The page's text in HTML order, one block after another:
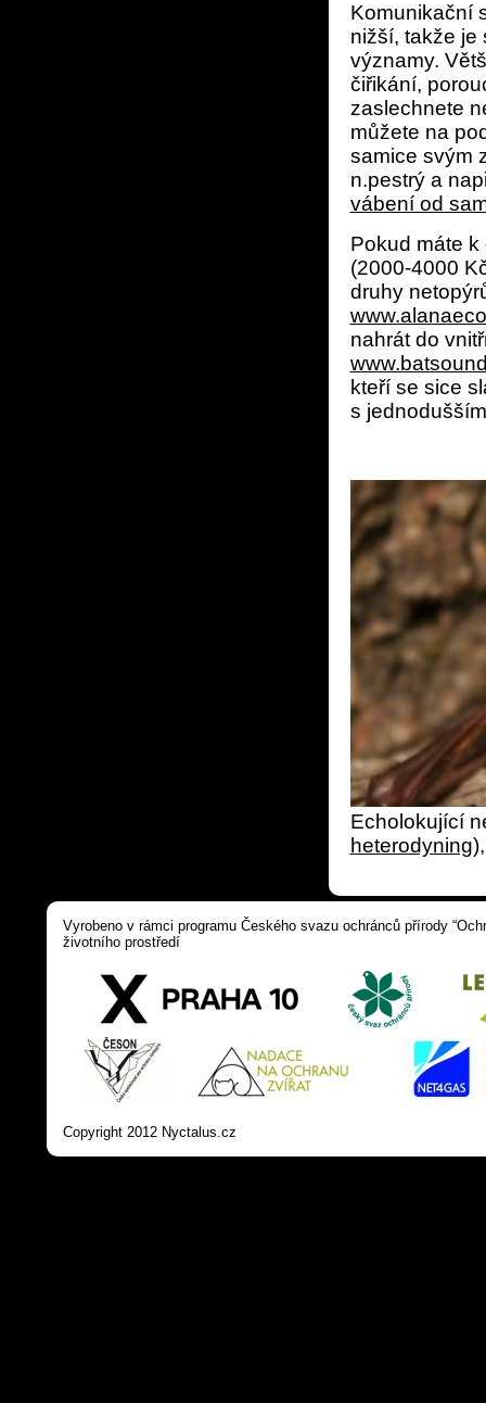
Komunikační
nižší, takže je
významy.
čiřikání,
zaslechnete
můžete na
samice svým
n.pestrý a
vábení od
Pokud máte
(2000-4000
druhy
nahrát do
kteří se sice
s
Echolokující
heterodyning
Vyrobeno v rámci programu Českého svazu ochránců přírody
životního prostředí
Copyright 2012 Nyctalus.cz